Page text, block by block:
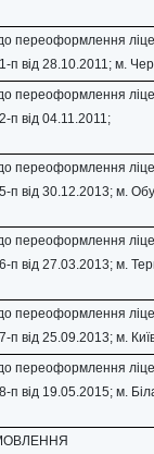
переоформлення
від 28.10.2011; м.
переоформлення
п від 04.11.2011;
переоформлення
від 30.12.2013; м.
переоформлення
від 27.03.2013; м.
переоформлення
від 25.09.2013; м.
переоформлення
від 19.05.2015; м.